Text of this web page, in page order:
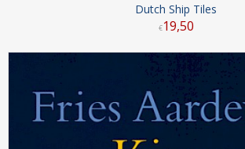
Dutch Ship Tiles
€19,50